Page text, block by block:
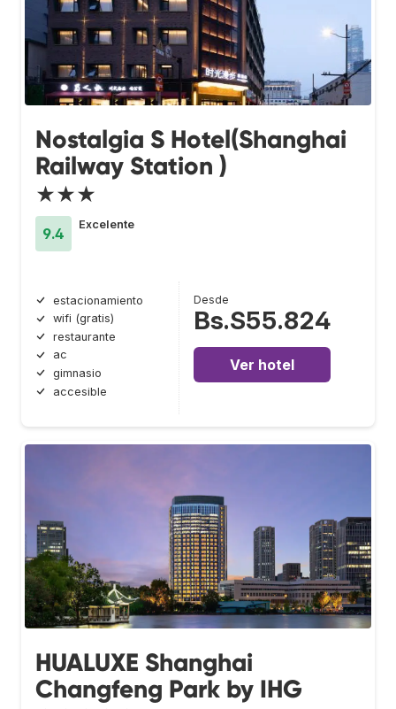
Nostalgia S Hotel(Shanghai
Railway Station )
★★★
9.4
Excelente
estacionamiento
wifi (gratis)
restaurante
ac
gimnasio
accesible
Desde
Bs.S55.824
Ver hotel
HUALUXE Shanghai
Changfeng Park by IHG